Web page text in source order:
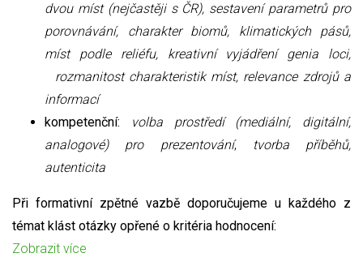
dvou míst (nejčastěji s ČR), sestavení parametrů pro
porovnávání, charakter biomů, klimatických pásů,
míst podle reliéfu, kreativní vyjádření genia loci,
rozmanitost charakteristik míst, relevance zdrojů a
informací
kompetenční:
volba prostředí (mediální, digitální,
analogové) pro prezentování,tvorba příběhů,
autenticita
Při formativní zpětné vazbě doporučujeme u každého z
témat klást otázky opřené o kritéria hodnocení:
Zobrazit více